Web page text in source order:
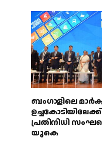
ബംഗാളിലെ
പ്രതിനിധി
യുകെ